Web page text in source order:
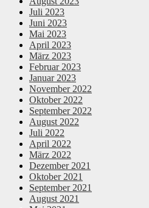
Juli 2023
Juni 2023
Mai 2023
April 2023
März 2023
Februar 2023
Januar 2023
November 2022
Oktober 2022
September 2022
August 2022
Juli 2022
April 2022
März 2022
Dezember 2021
Oktober 2021
September 2021
August 2021